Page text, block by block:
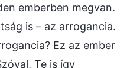
emberben megvan.
is – az arrogancia.
Ez az ember
Te is így